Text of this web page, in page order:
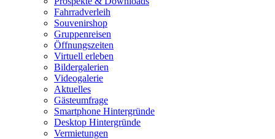
Fahrradverleih
Souvenirshop
Gruppenreisen
Öffnungszeiten
Virtuell erleben
Bildergalerien
Videogalerie
Aktuelles
Gästeumfrage
Smartphone Hintergründe
Desktop Hintergründe
Vermietungen